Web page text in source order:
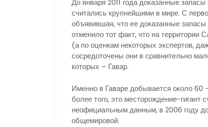
До января 2011 года доказанные
считались крупнейшими в мире. С
объявившая, что ее доказанные
отменило тот факт, что на территории
(а по оценкам некоторых экспертов,
сосредоточены они в сравнительно
которых – Гавар.
Именно в Гаваре добывается около 60
более того, это месторождение-
неофициальным данным, в 2006 году
общемировой.